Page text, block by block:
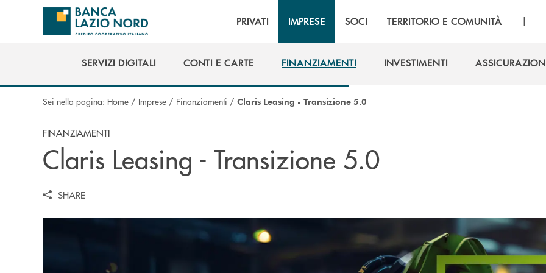
Salta al contenuto principale
PRIVATI IMPRESE SOCI TERRITORIO E COMUNITÀ |
SERVIZI DIGITALI
CONTI E CARTE
FINANZIAMENTI
INVESTIMENTI
Sei nella pagina: Home / Imprese / Finanziamenti / Claris Leasing - Transizione 5.0
FINANZIAMENTI
Claris Leasing - Transizione 5.0
SHARE